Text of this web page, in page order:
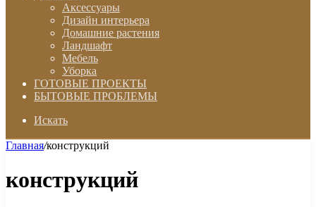
Аксессуары
Дизайн интерьера
Домашние растения
Ландшафт
Мебель
Уборка
ГОТОВЫЕ ПРОЕКТЫ
БЫТОВЫЕ ПРОБЛЕМЫ
Искать
Главная/конструкций
конструкций